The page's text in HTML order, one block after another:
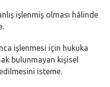
işlenmiş olması hâlinde
işlenmesi için hukuka
bulunmayan kişisel
isteme.